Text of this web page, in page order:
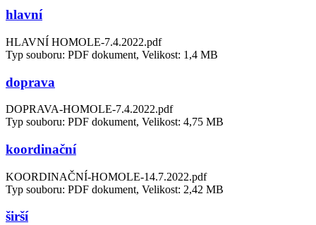
hlavní
HLAVNÍ HOMOLE-7.4.2022.pdf
Typ souboru: PDF dokument, Velikost: 1,4 MB
doprava
DOPRAVA-HOMOLE-7.4.2022.pdf
Typ souboru: PDF dokument, Velikost: 4,75 MB
koordinační
KOORDINAČNÍ-HOMOLE-14.7.2022.pdf
Typ souboru: PDF dokument, Velikost: 2,42 MB
širší